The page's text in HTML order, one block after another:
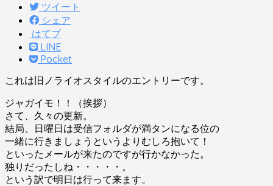
ツイート
シェア
はてブ
LINE
Pocket
これは旧ノライオスタイルのエントリーです。
ジャガイモ！！（挨拶）
さて、久々の更新。
結局、日曜日は受信フォルダが満タンになる位の
一緒に行きましょうというよりむしろ抱いて！
といったメールが来たのですが行かなかった。
独りだったしね・・・・・。
という訳で明日は行って来ます。